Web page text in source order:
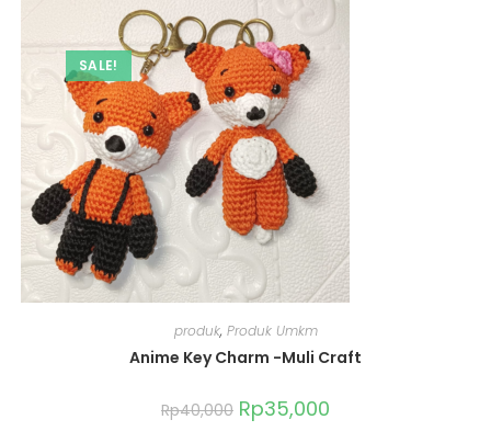
SALE!
produk, Produk Umkm
Anime Key Charm -Muli Craft
Rp40,000 Rp35,000